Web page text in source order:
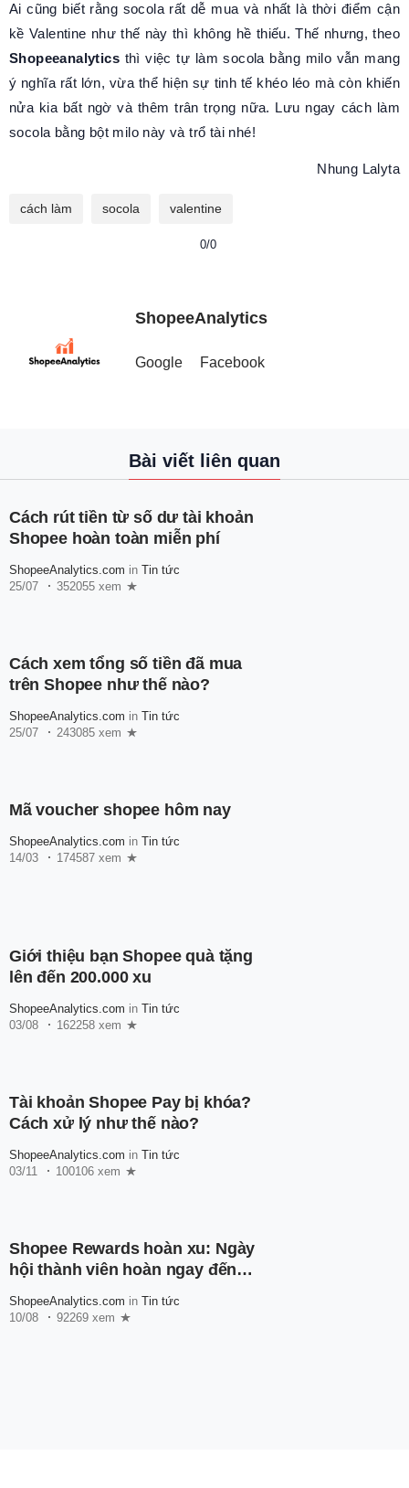
Ai cũng biết rằng socola rất dễ mua và nhất là thời điểm cận
kề Valentine như thế này thì không hề thiếu. Thế nhưng, theo
Shopeeanalytics thì việc tự làm socola bằng milo vẫn mang
ý nghĩa rất lớn, vừa thể hiện sự tinh tế khéo léo mà còn khiến
nửa kia bất ngờ và thêm trân trọng nữa. Lưu ngay cách làm
socola bằng bột milo này và trổ tài nhé!
Nhung Lalyta
cách làm socola valentine
0/0
ShopeeAnalytics
Google Facebook
Bài viết liên quan
Cách rút tiền từ số dư tài khoản
Shopee hoàn toàn miễn phí
ShopeeAnalytics.com in Tin tức
25/07
352055 xem
Cách xem tổng số tiền đã mua
trên Shopee như thế nào?
ShopeeAnalytics.com in Tin tức
25/07
243085 xem
Mã voucher shopee hôm nay
ShopeeAnalytics.com in Tin tức
14/03
174587 xem
Giới thiệu bạn Shopee quà tặng
lên đến 200.000 xu
ShopeeAnalytics.com in Tin tức
03/08
162258 xem
Tài khoản Shopee Pay bị khóa?
Cách xử lý như thế nào?
ShopeeAnalytics.com in Tin tức
03/11
100106 xem
Shopee Rewards hoàn xu: Ngày
hội thành viên hoàn ngay đến
ShopeeAnalytics.com in Tin tức
10/08
92269 xem